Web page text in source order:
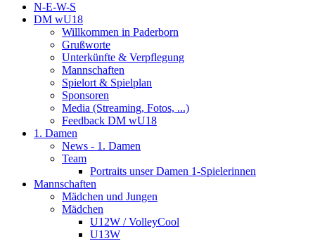
N-E-W-S
DM wU18
Willkommen in Paderborn
Grußworte
Unterkünfte & Verpflegung
Mannschaften
Spielort & Spielplan
Sponsoren
Media (Streaming, Fotos, ...)
Feedback DM wU18
1. Damen
News - 1. Damen
Team
Portraits unser Damen 1-Spielerinnen
Mannschaften
Mädchen und Jungen
Mädchen
U12W / VolleyCool
U13W